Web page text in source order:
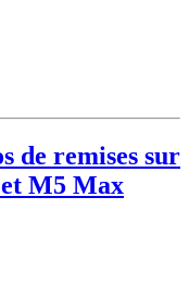
de remises sur
M5 Max